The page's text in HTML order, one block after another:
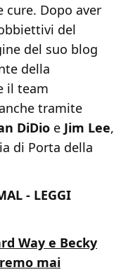
cure. Dopo aver
del
del suo blog
della
il team
tramite
DiDio e Jim Lee,
di Porta della
- LEGGI
Way e Becky
mai